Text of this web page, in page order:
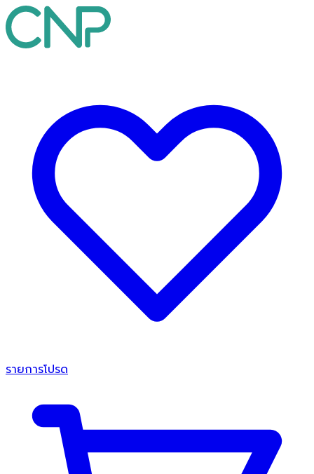
รายการโปรด